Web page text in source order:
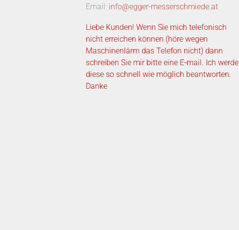
Email: info@egger-messerschmiede.at
Liebe Kunden! Wenn Sie mich telefonisch
nicht erreichen können (höre wegen
Maschinenlärm das Telefon nicht) dann
schreiben Sie mir bitte eine E-mail. Ich werde
diese so schnell wie möglich beantworten.
Danke